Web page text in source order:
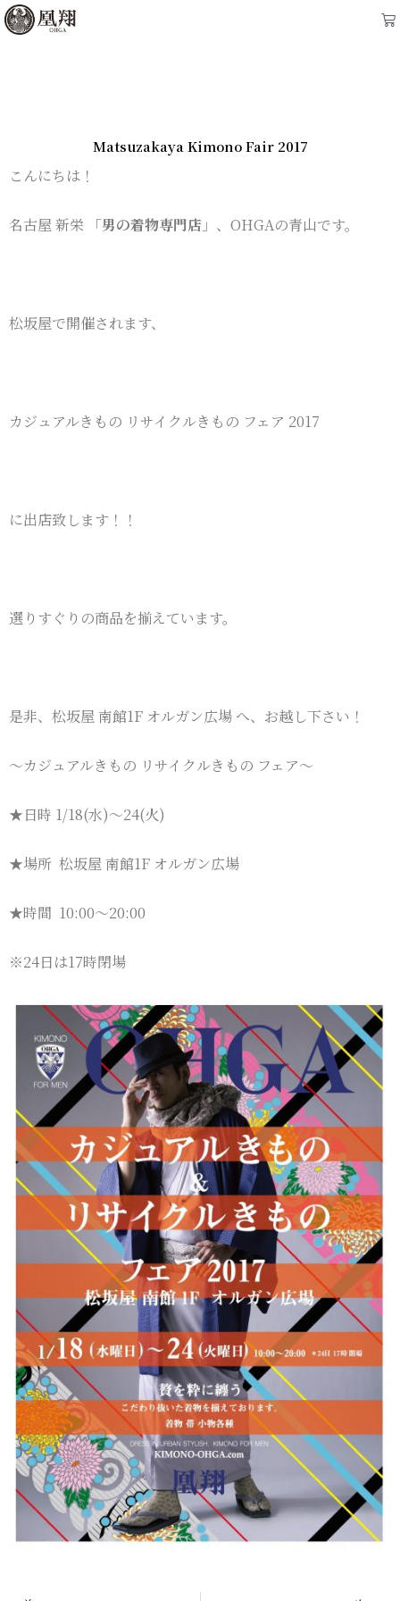
内
容
Matsuzakaya Kimono Fair 2017
こんにちは！
名古屋 新栄 「男の着物専門店 」、OHGAの青山です。
松坂屋で開催されます、
カジュアルきもの リサイクルきもの フェア 2017
に出店致します！！
選りすぐりの商品を揃えています。
是非、松坂屋 南館1F オルガン広場 へ、お越し下さい！
〜カジュアルきもの リサイクルきもの フェア〜
★日時 1/18(水)〜24(火)
★場所 松坂屋 南館1F オルガン広場
★時間 10:00〜20:00
※24日は17時閉場